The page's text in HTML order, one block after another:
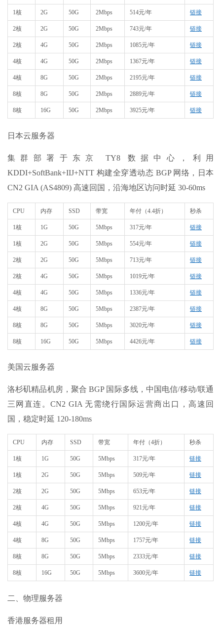
1核 2G 50G 2Mbps 514元/年 链接
2核 2G 50G 2Mbps 743元/年 链接
2核 4G 50G 2Mbps 1085元/年 链接
4核 4G 50G 2Mbps 1367元/年 链接
4核 8G 50G 2Mbps 2195元/年 链接
8核 8G 50G 2Mbps 2889元/年 链接
8核 16G 50G 2Mbps 3925元/年 链接
日本云服务器
集群部署于东京 TY8 数据中心，利用
KDDI+SoftBank+IIJ+NTT 构建全穿透动态 BGP 网络，日本
CN2 GIA (AS4809) 高速回国，沿海地区访问时延 30-60ms
CPU 内存 SSD 带宽 年付（4.4折） 秒杀
1核 1G 50G 5Mbps 317元/年 链接
1核 2G 50G 5Mbps 554元/年 链接
2核 2G 50G 5Mbps 713元/年 链接
2核 4G 50G 5Mbps 1019元/年 链接
4核 4G 50G 5Mbps 1336元/年 链接
4核 8G 50G 5Mbps 2387元/年 链接
8核 8G 50G 5Mbps 3020元/年 链接
8核 16G 50G 5Mbps 4426元/年 链接
美国云服务器
洛杉矶精品机房，聚合 BGP 国际多线，中国电信/移动/联通
三网直连。CN2 GIA 无需绕行国际运营商出口，高速回
国，稳定时延 120-180ms
CPU 内存 SSD 带宽 年付（4折） 秒杀
1核 1G 50G 5Mbps 317元/年 链接
1核 2G 50G 5Mbps 509元/年 链接
2核 2G 50G 5Mbps 653元/年 链接
2核 4G 50G 5Mbps 921元/年 链接
4核 4G 50G 5Mbps 1200元/年 链接
4核 8G 50G 5Mbps 1757元/年 链接
8核 8G 50G 5Mbps 2333元/年 链接
8核 16G 50G 5Mbps 3600元/年 链接
二、物理服务器
香港服务器租用